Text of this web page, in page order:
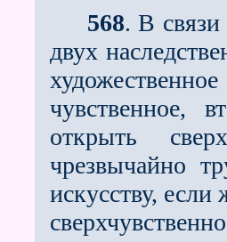
568. В связи
двух
чувственное,
открыть
чрезвычайно
искусству,